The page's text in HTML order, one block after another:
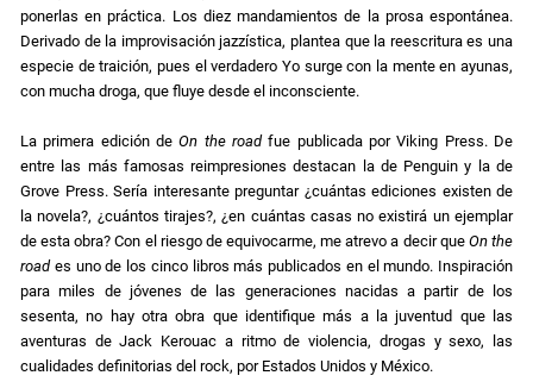
ponerlas en práctica. Los diez mandamientos de la prosa espontánea.
Derivado de la improvisación jazzística, plantea que la reescritura es una
especie de traición, pues el verdadero Yo surge con la mente en ayunas,
con mucha droga, que fluye desde el inconsciente.
La primera edición deOn the roadfue publicada por Viking Press. De
entre las más famosas reimpresiones destacan la de Penguin y la de
Grove Press. Sería interesante preguntar ¿cuántas ediciones existen de
la novela?, ¿cuántos tirajes?, ¿en cuántas casas no existirá un ejemplar
de esta obra? Con el riesgo de equivocarme, me atrevo a decir que On the
road es uno de los cinco libros más publicados en el mundo. Inspiración
para miles de jóvenes de las generaciones nacidas a partir de los
sesenta, no hay otra obra que identifique más a la juventud que las
aventuras de Jack Kerouac a ritmo de violencia, drogas y sexo, las
cualidades definitorias del rock, por Estados Unidos y México.